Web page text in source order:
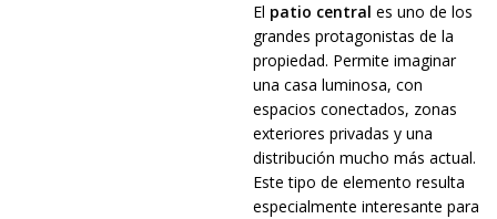
El patio central es uno de los
grandes protagonistas de la
propiedad. Permite imaginar
una casa luminosa, con
espacios conectados, zonas
exteriores privadas y una
distribución mucho más actual.
Este tipo de elemento resulta
especialmente interesante para